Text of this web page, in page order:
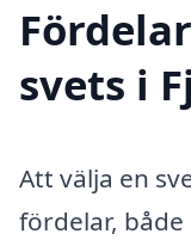
svets i
Att välja en
fördelar,